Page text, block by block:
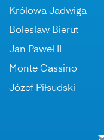
Królowa Jadwiga
Boleslaw Bierut
Jan Paweł II
Monte Cassino
Józef Piłsudski